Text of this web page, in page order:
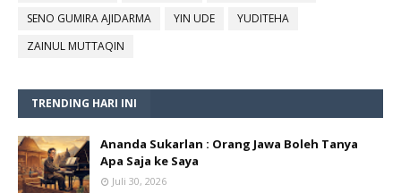
SENO GUMIRA AJIDARMA
YIN UDE
YUDITEHA
ZAINUL MUTTAQIN
TRENDING HARI INI
Ananda Sukarlan : Orang Jawa Boleh Tanya
Apa Saja ke Saya
Juli 30, 2026